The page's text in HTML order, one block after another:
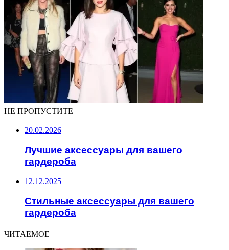
НЕ ПРОПУСТИТЕ
20.02.2026
Лучшие аксессуары для вашего
гардероба
12.12.2025
Стильные аксессуары для вашего
гардероба
ЧИТАЕМОЕ